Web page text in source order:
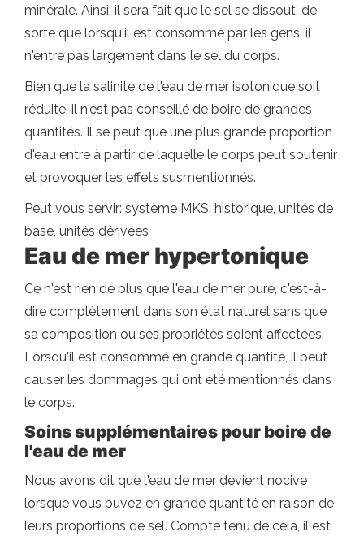
minérale. Ainsi, il sera fait que le sel se dissout, de
sorte que lorsqu'il est consommé par les gens, il
n'entre pas largement dans le sel du corps.
Bien que la salinité de l'eau de mer isotonique soit
réduite, il n'est pas conseillé de boire de grandes
quantités. Il se peut que une plus grande proportion
d'eau entre à partir de laquelle le corps peut soutenir
et provoquer les effets susmentionnés.
Peut vous servir: système MKS: historique, unités de
base, unités dérivées
Eau de mer hypertonique
Ce n'est rien de plus que l'eau de mer pure, c'est-à-
dire complètement dans son état naturel sans que
sa composition ou ses propriétés soient affectées.
Lorsqu'il est consommé en grande quantité, il peut
causer les dommages qui ont été mentionnés dans
le corps.
Soins supplémentaires pour boire de
l'eau de mer
Nous avons dit que l'eau de mer devient nocive
lorsque vous buvez en grande quantité en raison de
leurs proportions de sel. Compte tenu de cela, il est